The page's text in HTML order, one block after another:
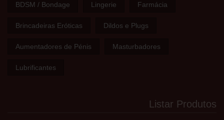
BDSM / Bondage Lingerie Farmácia
Brincadeiras Eróticas Dildos e Plugs
Aumentadores de Pénis Masturbadores
Lubrificantes
Listar Produtos